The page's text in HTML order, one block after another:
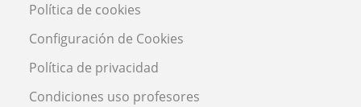
Política de cookies
Configuración de Cookies
Política de privacidad
Condiciones uso profesores